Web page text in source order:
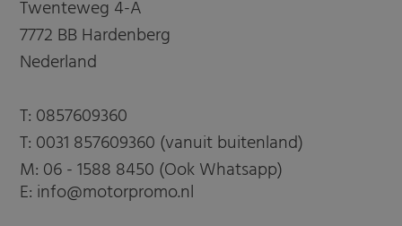
Twenteweg 4-A
7772 BB Hardenberg
Nederland
T: 0857609360
T: 0031 857609360 (vanuit buitenland)
M: 06 - 1588 8450 (Ook Whatsapp)
E: info@motorpromo.nl